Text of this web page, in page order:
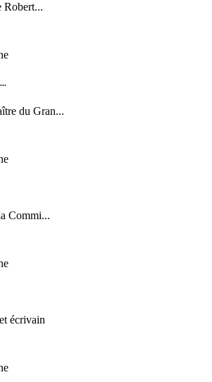
Robert...
du Gran...
Commi...
écrivain